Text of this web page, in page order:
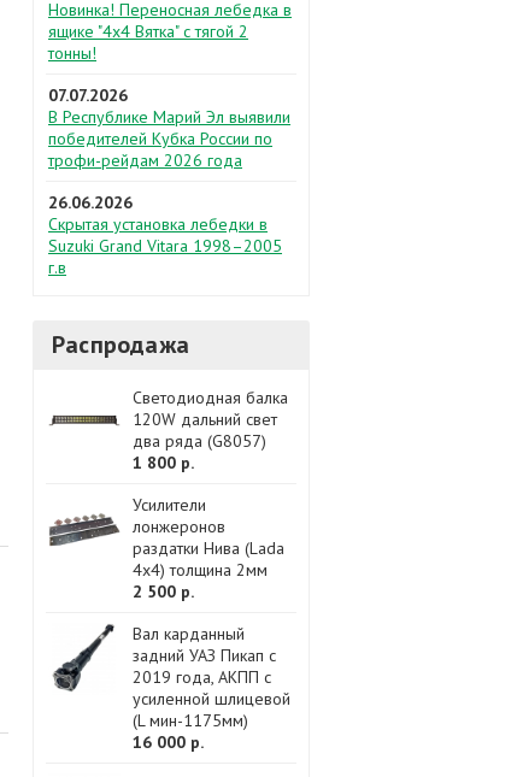
Новинка! Переносная лебедка в
ящике "4х4 Вятка" с тягой 2
тонны!
07.07.2026
В Республике Марий Эл выявили
победителей Кубка России по
трофи-рейдам 2026 года
26.06.2026
Скрытая установка лебедки в
Suzuki Grand Vitara 1998–2005
г.в
Распродажа
Светодиодная балка
120W дальний свет
два ряда (G8057)
1 800 р.
Усилители
лонжеронов
раздатки Нива (Lada
4x4) толщина 2мм
2 500 р.
Вал карданный
задний УАЗ Пикап с
2019 года, АКПП с
усиленной шлицевой
(L мин-1175мм)
16 000 р.